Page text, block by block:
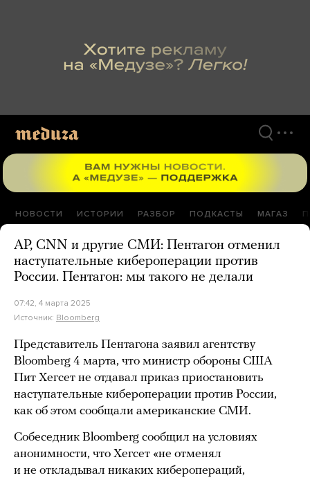
НОВОСТИ ИСТОРИИ РАЗБОР ПОДКАСТЫ МАГАЗ
AP, CNN и другие СМИ: Пентагон отменил
наступательные кибероперации против
России. Пентагон: мы такого не делали
07:42, 4 марта 2025
Источник: Bloomberg
Представитель Пентагона заявил агентству
Bloomberg 4 марта, что министр обороны США
Пит Хегсет не отдавал приказ приостановить
наступательные кибероперации против России,
как об этом сообщали американские СМИ.
Собеседник Bloomberg сообщил на условиях
анонимности, что Хегсет «не отменял
и не откладывал никаких киберопераций,